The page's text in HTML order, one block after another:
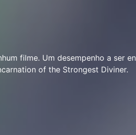
filme. Um desempenho a ser
of the Strongest Diviner.